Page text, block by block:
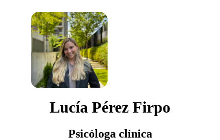
Lucía Pérez Firpo
Psicóloga clínica